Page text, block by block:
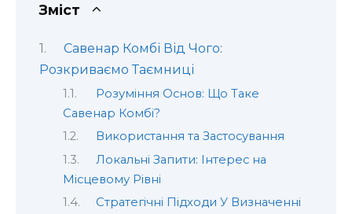
Зміст
Савенар Комбі Від Чого:
Розкриваємо Таємниці
Розуміння Основ: Що Таке
Савенар Комбі?
Використання та Застосування
Локальні Запити: Інтерес на
Місцевому Рівні
Стратегічні Підходи У Визначенні